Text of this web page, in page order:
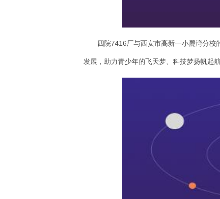
四院7416厂与西安市高新一小麓湾分
发展，助力青少年的飞天梦、科技梦扬帆起